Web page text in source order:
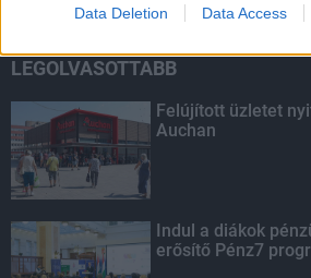
Data Deletion Data Access
LEGOLVASOTTABB
Felújított üzletet
Auchan
Indul a diákok
erősítő Pénz7